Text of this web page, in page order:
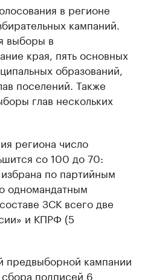
в регионе
кампаний.
выборы в
края, пять основных
образований,
поселений. Также
глав нескольких
региона число
со 100 до 70:
по партийным
одномандатным
ЗСК всего две
и КПРФ (5
предвыборной кампании
подписей 6